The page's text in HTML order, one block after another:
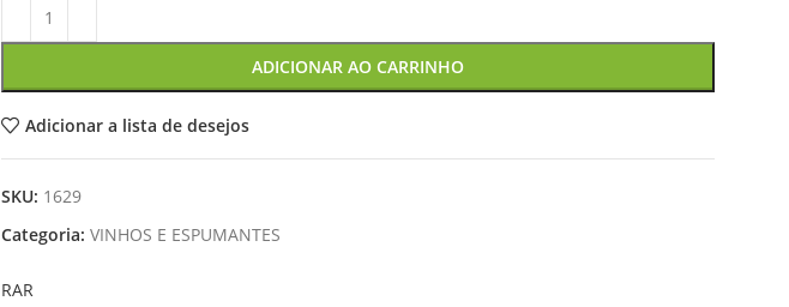
ADICIONAR AO CARRINHO
Adicionar a lista de desejos
SKU: 1629
Categoria: VINHOS E ESPUMANTES
RAR